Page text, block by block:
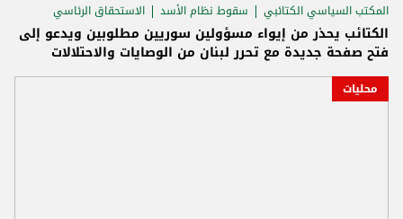
المكتب السياسي الكتائبي سقوط نظام الأسد الاستحقاق الرئاسي
الكتائب يحذر من إيواء مسؤولين سوريين مطلوبين ويدعو إلى
فتح صفحة جديدة مع تحرر لبنان من الوصايات والاحتلالات
محليات